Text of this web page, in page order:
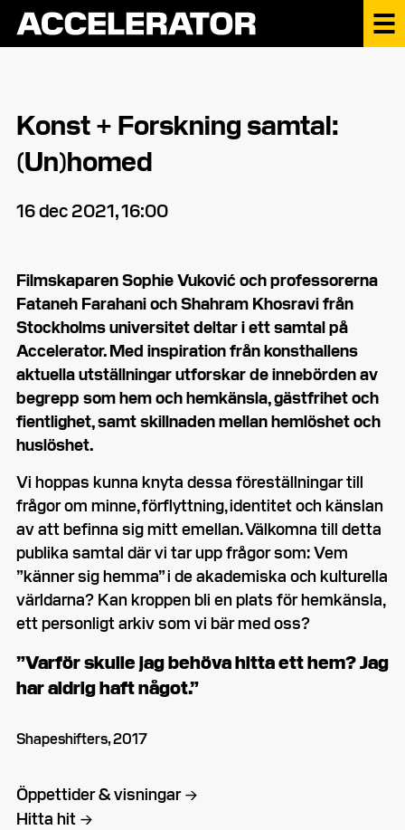
Konst + Forskning samtal:
(Un)homed
16 dec 2021, 16:00
Filmskaparen Sophie Vuković och professorerna
Fataneh Farahani och Shahram Khosravi från
Stockholms universitet deltar i ett samtal på
Accelerator. Med inspiration från konsthallens
aktuella utställningar utforskar de innebörden av
begrepp som hem och hemkänsla, gästfrihet och
fientlighet, samt skillnaden mellan hemlöshet och
huslöshet.
Vi hoppas kunna knyta dessa föreställningar till
frågor om minne, förflyttning, identitet och känslan
av att befinna sig mitt emellan. Välkomna till detta
publika samtal där vi tar upp frågor som: Vem
”känner sig hemma” i de akademiska och kulturella
världarna? Kan kroppen bli en plats för hemkänsla,
ett personligt arkiv som vi bär med oss?
”Varför skulle jag behöva hitta ett hem? Jag
har aldrig haft något.”
Shapeshifters, 2017
Öppettider & visningar
Hitta hit